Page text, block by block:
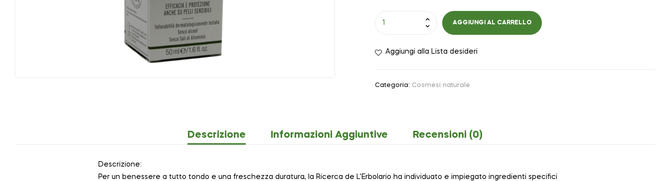
AGGIUNGI AL CARRELLO
Aggiungi alla Lista desideri
Categoria: Cosmesi naturale
Descrizione Informazioni Aggiuntive Recensioni (0)
Descrizione:
Per un benessere a tutto tondo e una freschezza duratura, la Ricerca de L’Erbolario ha individuato e impiegato ingredienti specifici